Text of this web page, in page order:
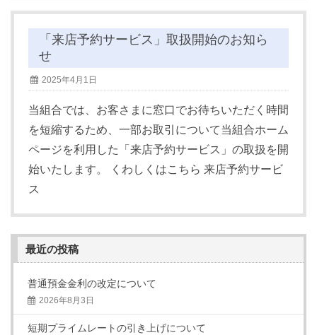
「来店予約サービス」取扱開始のお知ら
せ
2025年4月1日
当組合では、お客さまに窓口でお待ちいただく時間
を短縮するため、一部お取引について当組合ホーム
ページを利用した「来店予約サービス」の取扱を開
始いたします。 くわしくはこちら 来店予約サービ
ス
最近の投稿
普通預金金利の改定について
2026年8月3日
短期プライムレートの引き上げについて